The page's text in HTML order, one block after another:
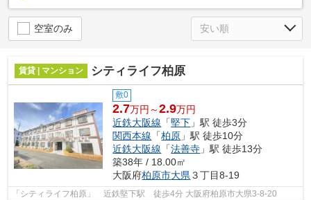
空室のみ
賃貸 | マンション シティライフ柏原
敷0
2.7万円～2.9万円
近鉄大阪線 「堅下 」駅 徒歩3分
関西本線 「柏原 」駅 徒歩10分
近鉄大阪線 「法善寺 」駅 徒歩13分
築38年 / 18.00㎡
大阪府柏原市大県３丁目8-19
「シティライフ柏原」 近鉄堅下駅 徒歩4分 大阪府柏原市大県3-8-20